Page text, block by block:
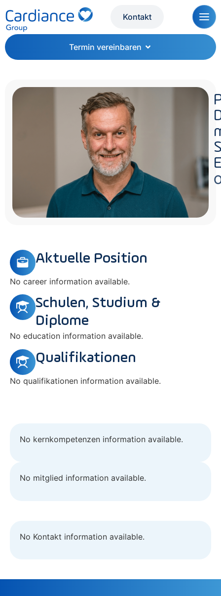
Kontakt
Termin vereinbaren
Aktuelle Position
No career information available.
Schulen, Studium &
Diplome
No education information available.
Qualifikationen
No qualifikationen information available.
No kernkompetenzen information available.
No mitglied information available.
No Kontakt information available.